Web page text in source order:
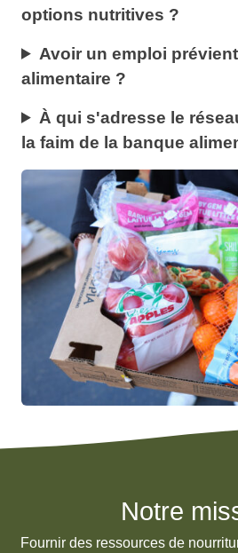
options nutritives ?
Avoir un emploi
alimentaire ?
À qui s'adresse le
la faim de la banque
Notre
Fournir des ressources de